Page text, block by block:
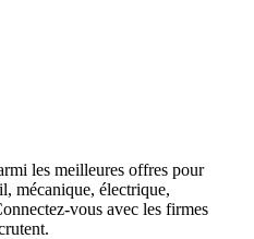
les meilleures offres pour
mécanique, électrique,
vous avec les firmes